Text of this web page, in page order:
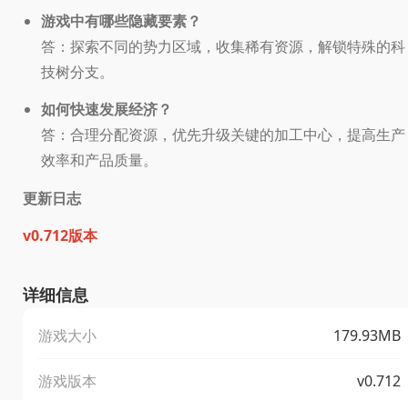
游戏中有哪些隐藏要素？
答：探索不同的势力区域，收集稀有资源，解锁特殊的科
技树分支。
如何快速发展经济？
答：合理分配资源，优先升级关键的加工中心，提高生产
效率和产品质量。
更新日志
v0.712版本
详细信息
游戏大小 179.93MB
游戏版本 v0.712